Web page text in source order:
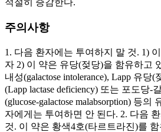
적절히 증감한다.
주의사항
1. 다음 환자에는 투여하지 말 것. 1)
자 2) 이 약은 유당(젖당)을 함유하고
내성(galactose intolerance), Lapp 유당
(Lapp lactase deficiency) 또는 포도당-
(glucose-galactose malabsorption) 등
자에게는 투여하면 안 된다. 2. 다음
것. 이 약은 황색4호(타르트라진)를